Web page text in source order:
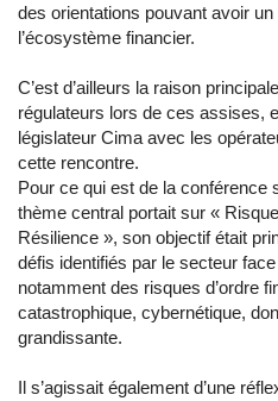
des orientations pouvant avoir
l’écosystème financier.
C’est d’ailleurs la raison
régulateurs lors de ces assises,
législateur Cima avec les
cette rencontre.
Pour ce qui est de la conférence
thème central portait sur «
Résilience », son objectif était
défis identifiés par le secteur
notamment des risques d’ordre
catastrophique, cybernétique,
grandissante.
Il s’agissait également d’une